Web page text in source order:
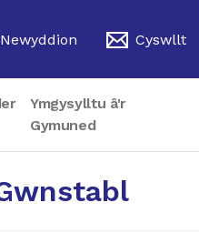
Newyddion Cyswllt
Ymgysylltu â'r
Gymuned